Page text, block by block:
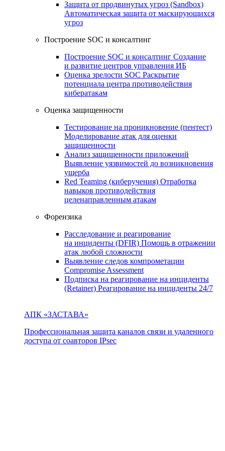
Защита от продвинутых угроз (Sandbox)
Автоматическая защита от маскирующихся
угроз
Построение SOC и консалтинг
Построение SOC и консалтинг Создание
и развитие центров управления ИБ
Оценка зрелости SOC Раскрытие
потенциала центра противодействия
кибератакам
Оценка защищенности
Тестирование на проникновение (пентест)
Моделирование атак для оценки
защищенности
Анализ защищенности приложений
Выявление уязвимостей до возникновения
ущерба
Red Teaming (киберучения) Отработка
навыков противодействия
целенаправленным атакам
Форензика
Расследование и реагирование
на инциденты (DFIR) Помощь в отражении
атак любой сложности
Выявление следов компрометации
Compromise Assessment
Подписка на реагирование на инциденты
(Retainer) Реагирование на инциденты 24/7
АПК «ЗАСТАВА»
Профессиональная защита каналов связи и удаленного
доступа от соавторов IPsec